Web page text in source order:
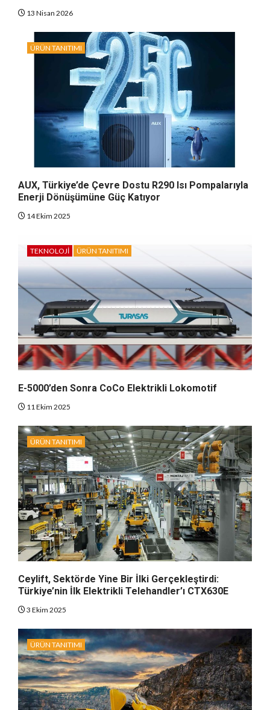
13 Nisan 2026
ÜRÜN TANITIMI
AUX, Türkiye’de Çevre Dostu R290 Isı Pompalarıyla
Enerji Dönüşümüne Güç Katıyor
14 Ekim 2025
TEKNOLOJI ÜRÜN TANITIMI
E-5000’den Sonra CoCo Elektrikli Lokomotif
11 Ekim 2025
ÜRÜN TANITIMI
Ceylift, Sektörde Yine Bir İlki Gerçekleştirdi:
Türkiye’nin İlk Elektrikli Telehandler’ı CTX630E
3 Ekim 2025
ÜRÜN TANITIMI